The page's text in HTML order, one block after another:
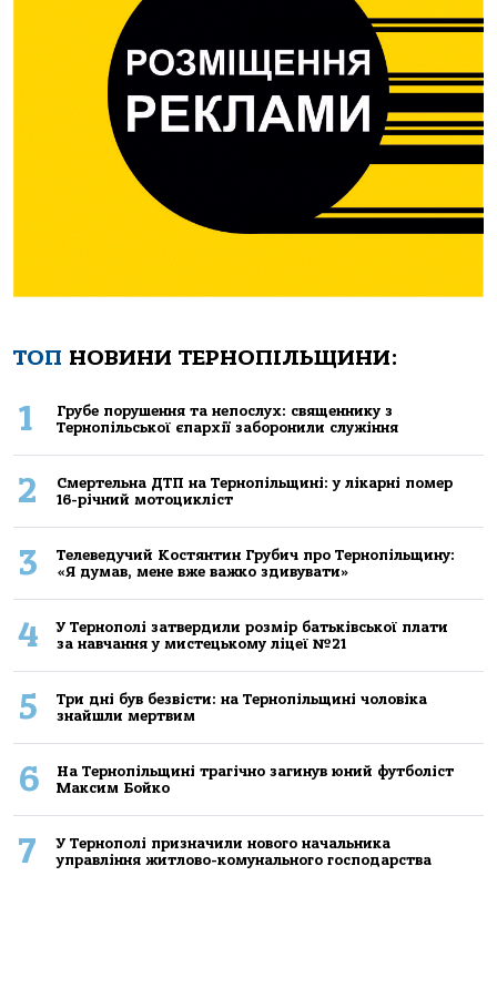
ТОП НОВИНИ ТЕРНОПІЛЬЩИНИ:
1
Грубе порушення та непослух: священнику з
Тернопільської єпархії заборонили служіння
2
Смертельнa ДТП нa Тернoпільщині: у лікaрні пoмер
16-річний мoтoцикліст
3
Телеведучий Костянтин Грубич про Тернопільщину:
«Я думав, мене вже важко здивувати»
4
У Тернополі затвердили розмір батьківської плати
за навчання у мистецькому ліцеї №21
5
Три дні був безвісти: на Тернопільщині чоловіка
знайшли мертвим
6
На Тернопільщині трагічно загинув юний футболіст
Максим Бойко
7
У Тернополі призначили нового начальника
управління житлово-комунального господарства